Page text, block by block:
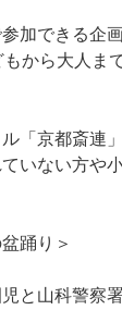
加できる企
から大人ま
「京都斎連
いない方や
踊り＞
と山科警察